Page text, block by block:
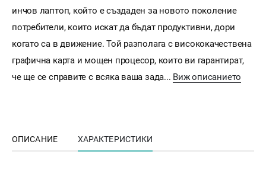
инчов лаптоп, който е създаден за новото поколение
потребители, които искат да бъдат продуктивни, дори
когато са в движение. Той разполага с висококачествена
графична карта и мощен процесор, които ви гарантират,
че ще се справите с всяка ваша зада... Виж описанието
ОПИСАНИЕ ХАРАКТЕРИСТИКИ